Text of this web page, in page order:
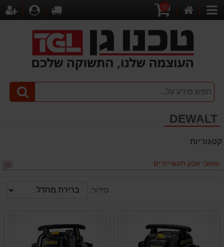
קטגוריות
הבית
0
לקופה
DEWALT
קטגוריות
שואבי אבק תעשייתיים (3)
סידור: